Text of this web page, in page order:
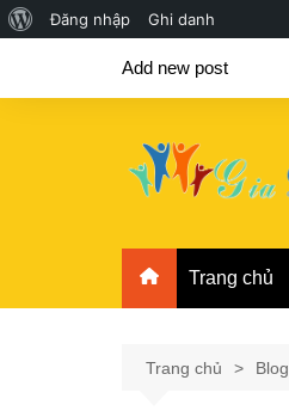
Giới
về
Đăng nhập Ghi danh
Add new post
Trang chủ
Trang chủ Blog